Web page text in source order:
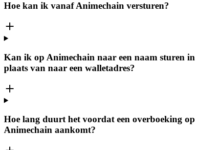
Hoe kan ik vanaf Animechain versturen?
Kan ik op Animechain naar een naam sturen in
plaats van naar een walletadres?
Hoe lang duurt het voordat een overboeking op
Animechain aankomt?